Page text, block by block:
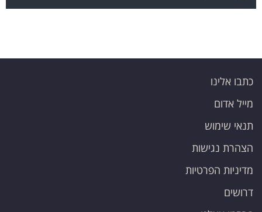
כתבו אלינו
מייל אדום
תנאי שימוש
הצהרת נגישות
מדיניות הפרטיות
דרושים